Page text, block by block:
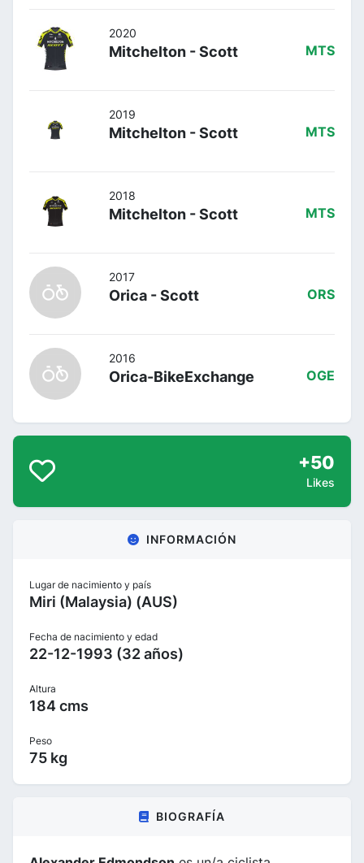
2020
Mitchelton - Scott MTS
2019
Mitchelton - Scott MTS
2018
Mitchelton - Scott MTS
2017
Orica - Scott ORS
2016
Orica-BikeExchange OGE
+50
Likes
INFORMACIÓN
Lugar de nacimiento y país
Miri (Malaysia) (AUS)
Fecha de nacimiento y edad
22-12-1993 (32 años)
Altura
184 cms
Peso
75 kg
BIOGRAFÍA